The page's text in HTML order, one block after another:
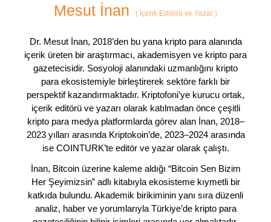
Mesut İnan ( İçerik Editörü ve Yazar )
Dr. Mesut İnan, 2018’den bu yana kripto para alanında
içerik üreten bir araştırmacı, akademisyen ve kripto para
gazetecisidir. Sosyoloji alanındaki uzmanlığını kripto
para ekosistemiyle birleştirerek sektöre farklı bir
perspektif kazandırmaktadır. Kriptofoni’ye kurucu ortak,
içerik editörü ve yazarı olarak katılmadan önce çeşitli
kripto para medya platformlarda görev alan İnan, 2018–
2023 yılları arasında Kriptokoin’de, 2023–2024 arasında
ise COINTURK’te editör ve yazar olarak çalıştı.
İnan, Bitcoin üzerine kaleme aldığı “Bitcoin Sen Bizim
Her Şeyimizsin” adlı kitabıyla ekosisteme kıymetli bir
katkıda bulundu. Akademik birikiminin yanı sıra düzenli
analiz, haber ve yorumlarıyla Türkiye’de kripto para